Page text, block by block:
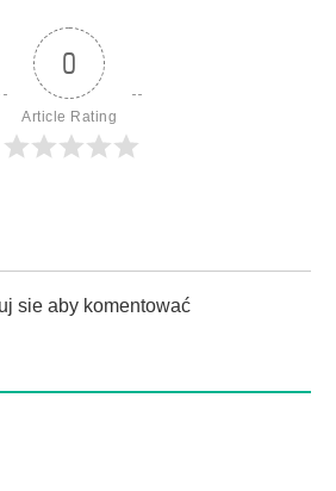
0
Article Rating
sie aby komentować